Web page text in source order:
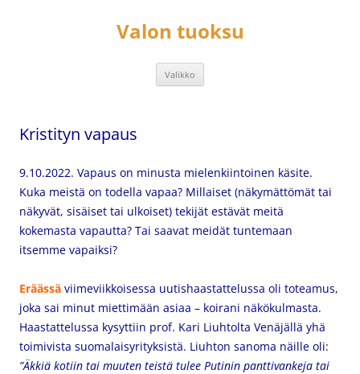
Valon tuoksu
Valikko
Kristityn vapaus
9.10.2022. Vapaus on minusta mielenkiintoinen käsite.
Kuka meistä on todella vapaa? Millaiset (näkymättömät tai
näkyvät, sisäiset tai ulkoiset) tekijät estävät meitä
kokemasta vapautta? Tai saavat meidät tuntemaan
itsemme vapaiksi?
Eräässä viimeviikkoisessa uutishaastattelussa oli toteamus,
joka sai minut miettimään asiaa – koirani näkökulmasta.
Haastattelussa kysyttiin prof. Kari Liuhtolta Venäjällä yhä
toimivista suomalaisyrityksistä. Liuhton sanoma näille oli:
”Äkkiä kotiin tai muuten teistä tulee Putinin panttivankeja tai